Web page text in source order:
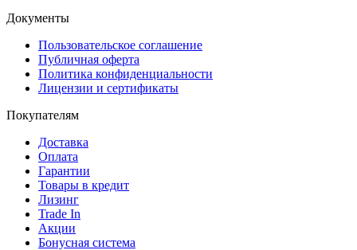
Документы
Пользовательское соглашение
Публичная оферта
Политика конфиденциальности
Лицензии и сертификаты
Покупателям
Доставка
Оплата
Гарантии
Товары в кредит
Лизинг
Trade In
Акции
Бонусная система